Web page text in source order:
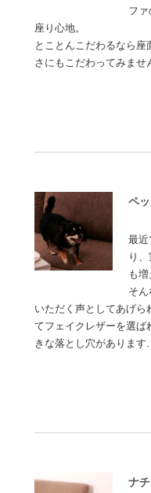
フ
座り心地。
とことんこだわるなら
さにもこだわってみま
ペ
最近
り
も増
そん
いただく声としてあげら
てフェイクレザーを選ば
きな落とし穴がありま
ナ